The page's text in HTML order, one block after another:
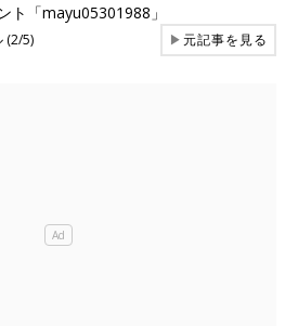
ト「mayu05301988」
(2/5) ▶元記事を見る